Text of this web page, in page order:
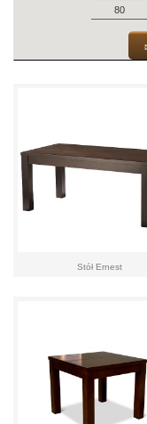
80
Stół Ernest